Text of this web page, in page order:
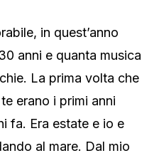
in quest’anno
anni e quanta musica
La prima volta che
erano i primi anni
fa. Era estate e io e
al mare. Dal mio